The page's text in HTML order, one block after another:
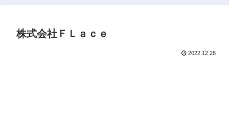
株式会社ＦＬａｃｅ
2022.12.28